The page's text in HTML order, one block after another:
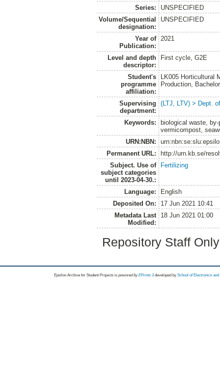
Series:
UNSPECIFIED
Volume/Sequential
designation:
UNSPECIFIED
Year of
Publication:
2021
Level and depth
descriptor:
First cycle, G2E
Student's
programme
affiliation:
LK005 Horticultural
Production,
Supervising
department:
(LTJ, LTV) > Dept.
Keywords:
biological waste,
vermicompost,
URN:NBN:
Permanent URL:
http://urn.kb.se/
Subject. Use of
subject categories
until 2023-04-30.:
Fertilizing
Language:
English
Deposited On:
17 Jun 2021 10:41
Metadata Last
Modified:
18 Jun 2021 01:00
Repository Staff
Epsilon Archive for Student Projects is powored byEPrints 3 developed by School of Electronics